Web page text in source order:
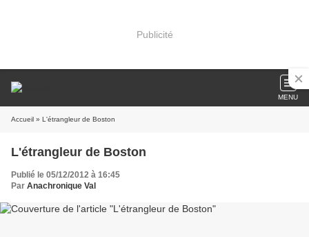
Publicité
MENU
Accueil » L'étrangleur de Boston
L'étrangleur de Boston
Publié le 05/12/2012 à 16:45
Par Anachronique Val